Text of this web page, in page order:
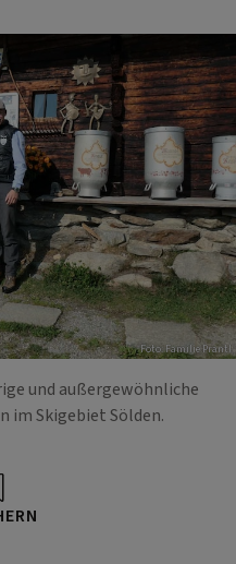
Foto: Familie Prantl
und außergewöhnliche
im Skigebiet Sölden.